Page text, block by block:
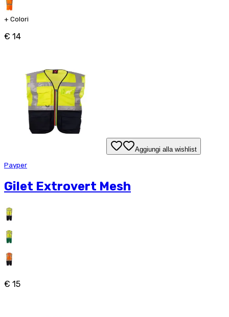
+ Colori
€ 14
Aggiungi alla wishlist
Payper
Gilet Extrovert Mesh
€ 15